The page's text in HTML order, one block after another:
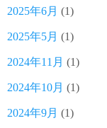
2025年6月 (1)
2025年5月 (1)
2024年11月 (1)
2024年10月 (1)
2024年9月 (1)